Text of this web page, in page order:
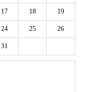
17 18 19
24 25 26
31